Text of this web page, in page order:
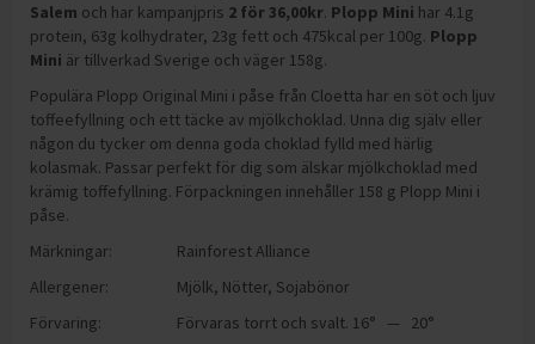
Salem och har kampanjpris 2 för36,00kr. Plopp Mini har 4.1g
protein, 63g kolhydrater, 23g fett och 475kcal per 100g. Plopp
Mini är tillverkad Sverige och väger 158g.
Populära Plopp Original Mini i påse från Cloetta har en söt och ljuv
toffeefyllning och ett täcke av mjölkchoklad. Unna dig själv eller
någon du tycker om denna goda choklad fylld med härlig
kolasmak. Passar perfekt för dig som älskar mjölkchoklad med
krämig toffefyllning. Förpackningen innehåller 158 g Plopp Mini i
påse.
Märkningar:
Rainforest Alliance
Allergener:
Mjölk, Nötter, Sojabönor
Förvaring:
Förvaras torrt och svalt. 16° — 20°